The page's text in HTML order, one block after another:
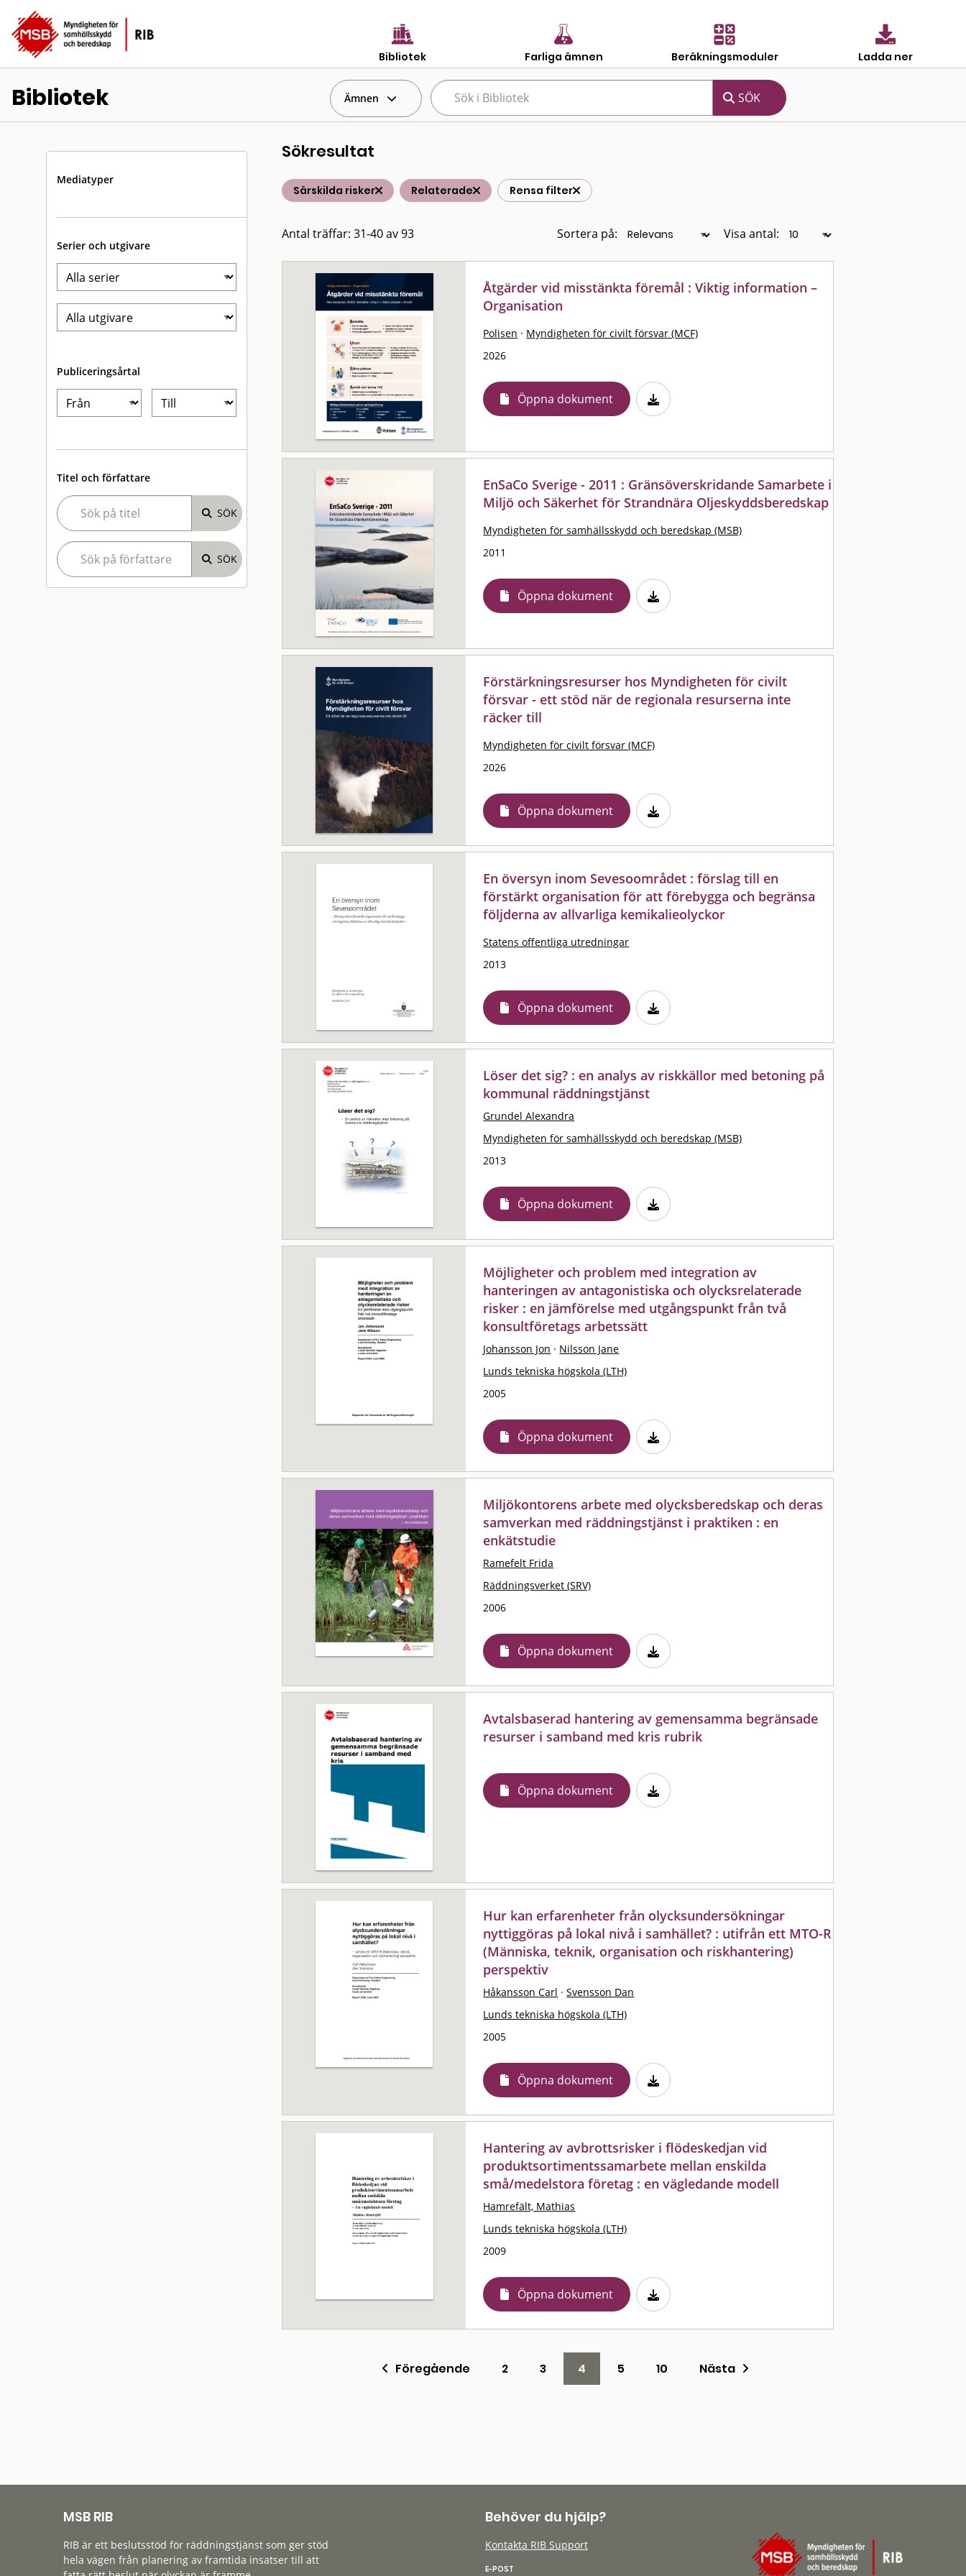
Bibliotek Farliga ämnen Beräkningsmoduler Ladda ner
Bibliotek Ämnen
Mediatyper
Serier och utgivare
Publiceringsårtal
Titel och författare
Sökresultat
Särskilda risker Relaterade Rensa filter
Antal träffar: 31-40 av 93 Sortera på: Visa antal:
Åtgärder vid misstänkta föremål : Viktig information –
Organisation
Polisen · Myndigheten för civilt försvar (MCF)
2026
Öppna dokument
EnSaCo Sverige - 2011 : Gränsöverskridande Samarbete i
Miljö och Säkerhet för Strandnära Oljeskyddsberedskap
Myndigheten för samhällsskydd och beredskap (MSB)
2011
Öppna dokument
Förstärkningsresurser hos Myndigheten för civilt
försvar - ett stöd när de regionala resurserna inte
räcker till
Myndigheten för civilt försvar (MCF)
2026
Öppna dokument
En översyn inom Sevesoområdet : förslag till en
förstärkt organisation för att förebygga och begränsa
följderna av allvarliga kemikalieolyckor
Statens offentliga utredningar
2013
Öppna dokument
Löser det sig? : en analys av riskkällor med betoning på
kommunal räddningstjänst
Grundel Alexandra
Myndigheten för samhällsskydd och beredskap (MSB)
2013
Öppna dokument
Möjligheter och problem med integration av
hanteringen av antagonistiska och olycksrelaterade
risker : en jämförelse med utgångspunkt från två
konsultföretags arbetssätt
Johansson Jon · Nilsson Jane
Lunds tekniska högskola (LTH)
2005
Öppna dokument
Miljökontorens arbete med olycksberedskap och deras
samverkan med räddningstjänst i praktiken : en
enkätstudie
Ramefelt Frida
Räddningsverket (SRV)
2006
Öppna dokument
Avtalsbaserad hantering av gemensamma begränsade
resurser i samband med kris rubrik
Öppna dokument
Hur kan erfarenheter från olycksundersökningar
nyttiggöras på lokal nivå i samhället? : utifrån ett MTO-R
(Människa, teknik, organisation och riskhantering)
perspektiv
Håkansson Carl · Svensson Dan
Lunds tekniska högskola (LTH)
2005
Öppna dokument
Hantering av avbrottsrisker i flödeskedjan vid
produktsortimentssamarbete mellan enskilda
små/medelstora företag : en vägledande modell
Hamrefält, Mathias
Lunds tekniska högskola (LTH)
2009
Öppna dokument
Föregående 2 3 4 5 10 Nästa
MSB RIB
RIB är ett beslutsstöd för räddningstjänst som ger stöd
hela vägen från planering av framtida insatser till att
Behöver du hjälp?
Kontakta RIB Support
E-POST